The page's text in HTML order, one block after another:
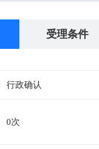
受理条件
行政确认
0次